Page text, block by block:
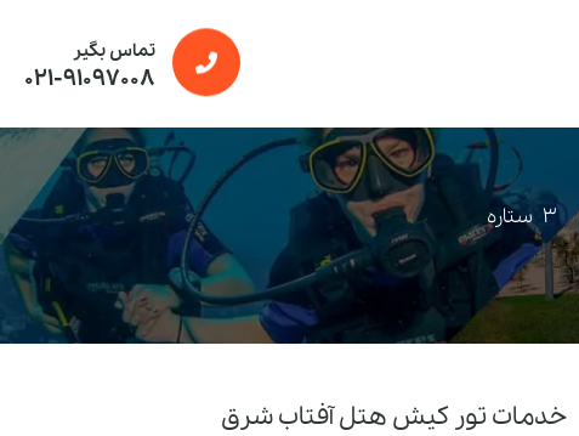
تماس بگیر
021-91097008
3 ستاره
خدمات تور کیش هتل آفتاب شرق